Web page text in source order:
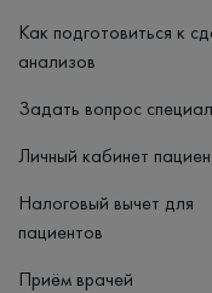
Как подготовиться к
анализов
Задать вопрос
Личный кабинет
Налоговый вычет для
пациентов
Приём врачей